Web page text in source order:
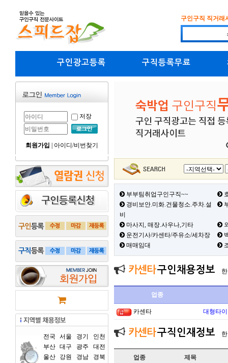
구인구직 직거래
구인광고등록 구직등록무료
저장
회원가입 아이디/비번찾기
전국 서울 경기
인천
부산 대구 광주
대전
울산
강원 경남
경북
부부팀취업구인구직~~
경비보안.미화.건물청소.주차.설
비
마사지, 매장.사우나,기타
운전기사/카센타/주유소/세차장
매매임대
카센타구인채용정보
업종
카센타 대형타
카센타구직인재정보
업종 제목